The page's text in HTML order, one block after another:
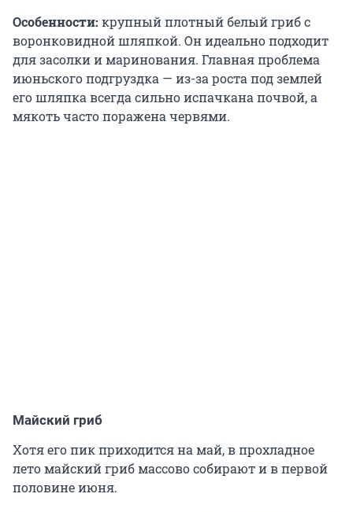
Особенности: крупный плотный белый гриб с
воронковидной шляпкой. Он идеально подходит
для засолки и маринования. Главная проблема
июньского подгруздка — из-за роста под землей
его шляпка всегда сильно испачкана почвой, а
мякоть часто поражена червями.
Майский гриб
Хотя его пик приходится на май, в прохладное
лето майский гриб массово собирают и в первой
половине июня.